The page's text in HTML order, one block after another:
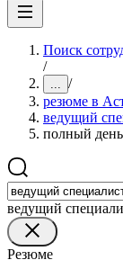
Поиск
/
... /
резюме в
ведущий
полный день
ведущий
Резюме